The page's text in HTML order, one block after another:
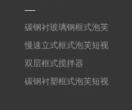
碳钢衬玻璃钢框式泡芙
短视频黄
慢速立式框式泡芙短视
频黄
双层框式搅拌器
碳钢衬塑框式泡芙短视